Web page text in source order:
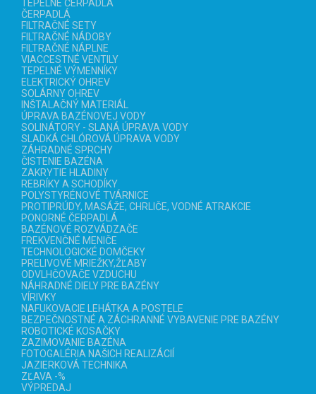
TEPELNÉ ČERPADLÁ
ČERPADLÁ
FILTRAČNÉ SETY
FILTRAČNÉ NÁDOBY
FILTRAČNÉ NÁPLNE
VIACCESTNÉ VENTILY
TEPELNÉ VÝMENNÍKY
ELEKTRICKÝ OHREV
SOLÁRNY OHREV
INŠTALAČNÝ MATERIÁL
ÚPRAVA BAZÉNOVEJ VODY
SOLINÁTORY - SLANÁ ÚPRAVA VODY
SLADKÁ CHLÓROVÁ ÚPRAVA VODY
ZÁHRADNÉ SPRCHY
ČISTENIE BAZÉNA
ZAKRYTIE HLADINY
REBRÍKY A SCHODÍKY
POLYSTYRÉNOVÉ TVÁRNICE
PROTIPRÚDY, MASÁŽE, CHRLIČE, VODNÉ ATRAKCIE
PONORNÉ ČERPADLÁ
BAZÉNOVÉ ROZVÁDZAČE
FREKVENČNÉ MENIČE
TECHNOLOGICKÉ DOMČEKY
PRELIVOVÉ MRIEŽKY,ŽĽABY
ODVLHČOVAČE VZDUCHU
NÁHRADNÉ DIELY PRE BAZÉNY
VÍRIVKY
NAFUKOVACIE LEHÁTKA A POSTELE
BEZPEČNOSTNÉ A ZÁCHRANNÉ VYBAVENIE PRE BAZÉNY
ROBOTICKÉ KOSAČKY
ZAZIMOVANIE BAZÉNA
FOTOGALÉRIA NAŠICH REALIZÁCIÍ
JAZIERKOVÁ TECHNIKA
ZĽAVA -%
VÝPREDAJ